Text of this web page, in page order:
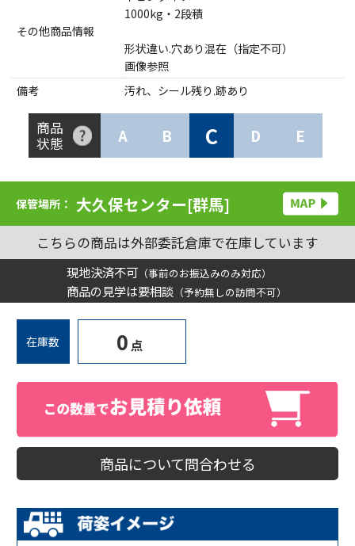
その他商品情報
1000kg・2段積
形状違い.穴あり混在（指定不可）
画像参照
備考
汚れ、シール残り.跡あり
商品
状態
A B C D E
保管場所： 大久保センター[群馬]
こちらの商品は外部委託倉庫で在庫しています
現地決済不可 （事前のお振込みのみ対応）
商品の見学は要相談 （予約無しの訪問不可）
在庫数 0 点
商品について問合わせる